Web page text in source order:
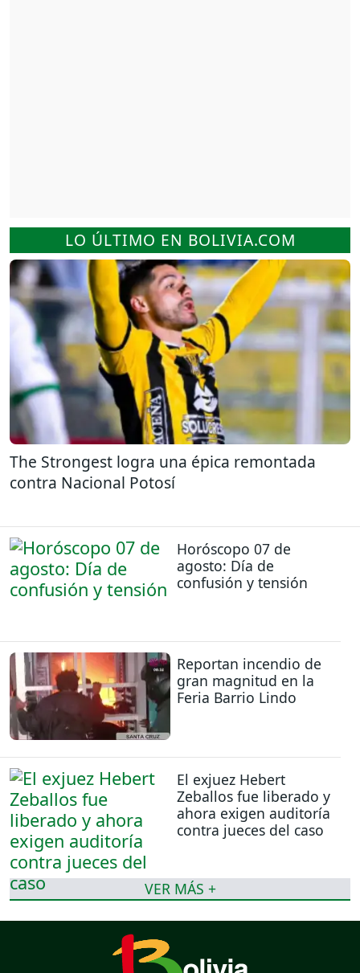
LO ÚLTIMO EN BOLIVIA.COM
The Strongest logra una épica remontada
contra Nacional Potosí
Horóscopo 07 de
agosto: Día de
confusión y tensión
Reportan incendio de
gran magnitud en la
Feria Barrio Lindo
El exjuez Hebert
Zeballos fue liberado y
ahora exigen auditoría
contra jueces del caso
VER MÁS +